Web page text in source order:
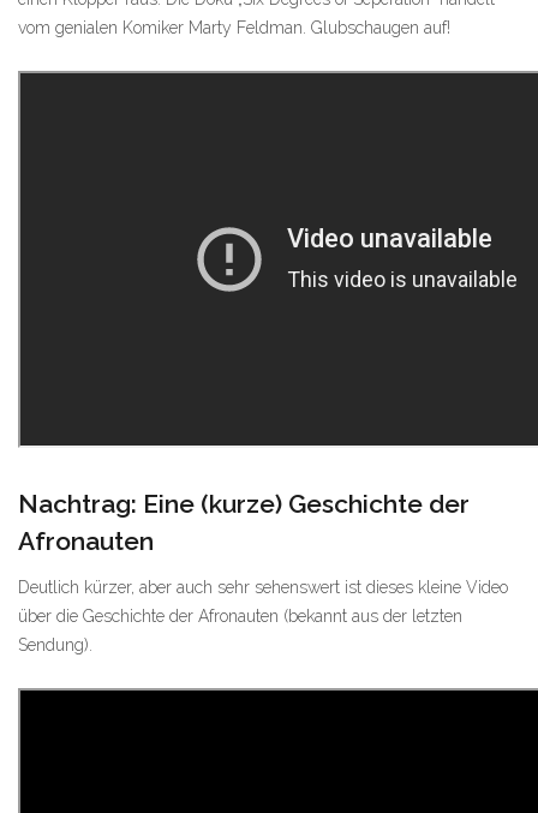
vom genialen Komiker Marty Feldman. Glubschaugen auf!
Nachtrag: Eine (kurze) Geschichte der
Afronauten
Deutlich kürzer, aber auch sehr sehenswert ist dieses kleine Video
über die Geschichte der Afronauten (bekannt aus der letzten
Sendung).